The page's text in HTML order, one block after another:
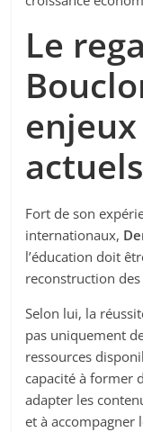
Le
actuels
Fort de son
internationaux,
l’éducation doit
reconstruction
Selon lui, la
pas uniquement
ressources
capacité à former
adapter les
et à accompagner